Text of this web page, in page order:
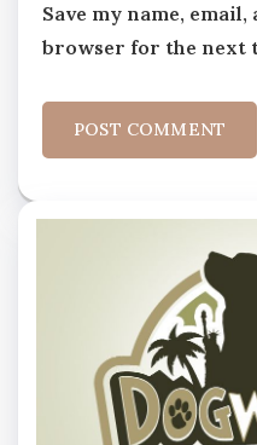
Save my name,
browser for the next